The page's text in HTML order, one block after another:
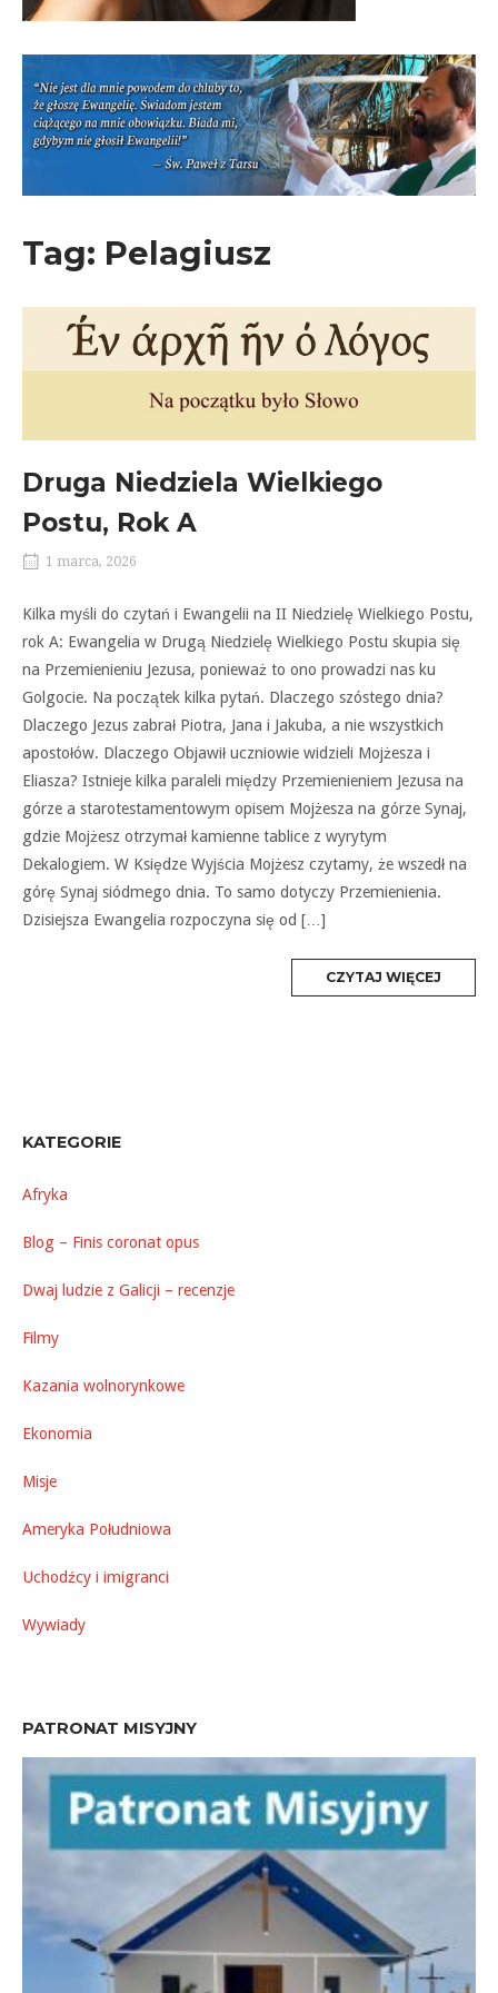
Tag: Pelagiusz
Druga Niedziela Wielkiego
Postu, Rok A
1 marca, 2026
Kilka myśli do czytań i Ewangelii na II Niedzielę Wielkiego Postu,
rok A: Ewangelia w Drugą Niedzielę Wielkiego Postu skupia się
na Przemienieniu Jezusa, ponieważ to ono prowadzi nas ku
Golgocie. Na początek kilka pytań. Dlaczego szóstego dnia?
Dlaczego Jezus zabrał Piotra, Jana i Jakuba, a nie wszystkich
apostołów. Dlaczego Objawił uczniowie widzieli Mojżesza i
Eliasza? Istnieje kilka paraleli między Przemienieniem Jezusa na
górze a starotestamentowym opisem Mojżesza na górze Synaj,
gdzie Mojżesz otrzymał kamienne tablice z wyrytym
Dekalogiem. W Księdze Wyjścia Mojżesz czytamy, że wszedł na
górę Synaj siódmego dnia. To samo dotyczy Przemienienia.
Dzisiejsza Ewangelia rozpoczyna się od […]
CZYTAJ WIĘCEJ
KATEGORIE
Afryka
Blog – Finis coronat opus
Dwaj ludzie z Galicji – recenzje
Filmy
Kazania wolnorynkowe
Ekonomia
Misje
Ameryka Południowa
Uchodźcy i imigranci
Wywiady
PATRONAT MISYJNY